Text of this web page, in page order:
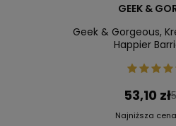
GEEK &
Geek & Gorgeous,
Happier
53,10 zł
Najniższa